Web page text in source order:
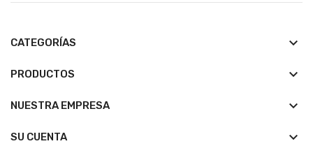
CATEGORÍAS keyboard_arrow_down
PRODUCTOS keyboard_arrow_down
NUESTRA EMPRESA keyboard_arrow_down
SU CUENTA 